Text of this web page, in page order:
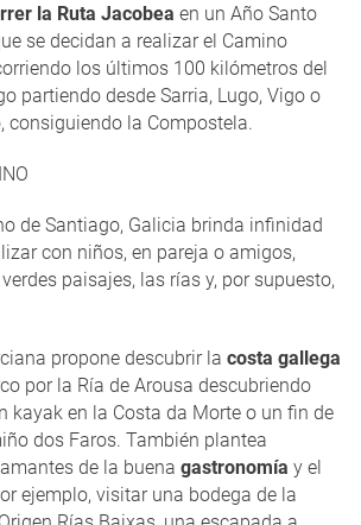
la Ruta Jacobea en un Año Santo
se decidan a realizar el Camino
los últimos 100 kilómetros del
partiendo desde Sarria, Lugo, Vigo o
consiguiendo la Compostela.
de Santiago, Galicia brinda infinidad
con niños, en pareja o amigos,
paisajes, las rías y, por supuesto,
propone descubrir la costa gallega
por la Ría de Arousa descubriendo
kayak en la Costa da Morte o un fin de
dos Faros. También plantea
de la buena gastronomía y el
ejemplo, visitar una bodega de la